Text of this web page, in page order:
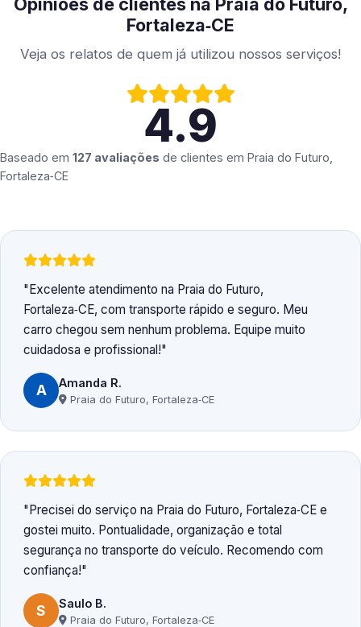
Fortaleza‑CE
Veja os relatos de quem já utilizou nossos serviços!
4.9
Baseado em 127 avaliações de clientes em Praia do Futuro,
Fortaleza‑CE
Excelente atendimento na Praia do Futuro,
Fortaleza‑CE, com transporte rápido e seguro. Meu
carro chegou sem nenhum problema. Equipe muito
cuidadosa e profissional!
A Amanda R.
Praia do Futuro, Fortaleza‑CE
Precisei do serviço na Praia do Futuro, Fortaleza‑CE e
gostei muito. Pontualidade, organização e total
segurança no transporte do veículo. Recomendo com
confiança!
S Saulo B.
Praia do Futuro, Fortaleza‑CE